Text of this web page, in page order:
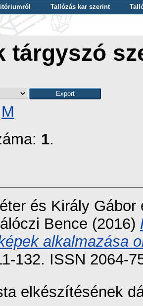
Tallózás kar szerint
Tallózás tudományterület szerint
tárgyszó
M
1.
és Király Gábor
Bence (2016)
alkalmazása
132. ISSN 2064-
elkészítésének